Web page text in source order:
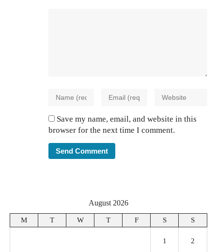
Save my name, email, and website in this
browser for the next time I comment.
August 2026
M T W T F S S
1 2